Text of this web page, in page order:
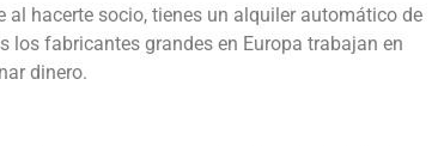
al hacerte socio, tienes un alquiler automático de
los fabricantes grandes en Europa trabajan en
dinero.